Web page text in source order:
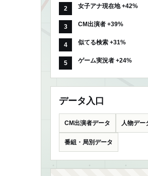
女子アナ現在地 +42%
CM出演者 +39%
似てる検索 +31%
ゲーム実況者 +24%
データ入口
CM出演者データ 人物デー
番組・局別データ